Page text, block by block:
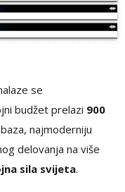
se
budžet prelazi 900
najmoderniju
delovanja na više
sila svijeta.